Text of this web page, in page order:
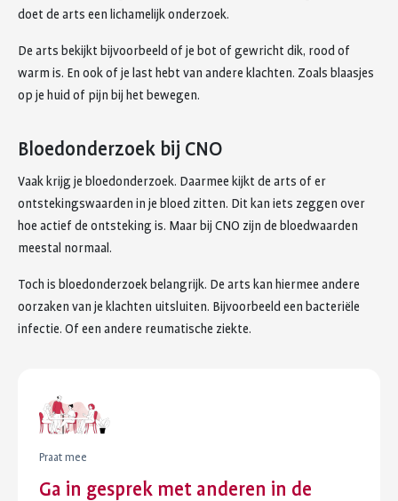
doet de arts een lichamelijk onderzoek.
De arts bekijkt bijvoorbeeld of je bot of gewricht dik, rood of
warm is. En ook of je last hebt van andere klachten. Zoals blaasjes
op je huid of pijn bij het bewegen.
Bloedonderzoek bij CNO
Vaak krijg je bloedonderzoek. Daarmee kijkt de arts of er
ontstekingswaarden in je bloed zitten. Dit kan iets zeggen over
hoe actief de ontsteking is. Maar bij CNO zijn de bloedwaarden
meestal normaal.
Toch is bloedonderzoek belangrijk. De arts kan hiermee andere
oorzaken van je klachten uitsluiten. Bijvoorbeeld een bacteriële
infectie. Of een andere reumatische ziekte.
Praat mee
Ga in gesprek met anderen in de